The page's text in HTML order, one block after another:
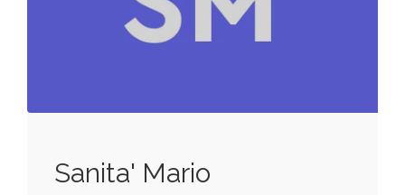
Sanita' Mario